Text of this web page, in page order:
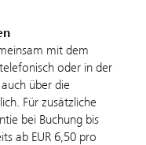
mit dem
oder in der
über die
Für zusätzliche
bei Buchung bis
ab EUR 6,50 pro